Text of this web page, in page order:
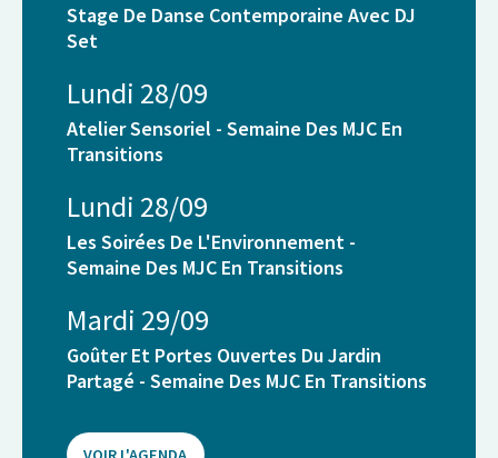
Stage De Danse Contemporaine Avec DJ
Set
Lundi 28/09
Atelier Sensoriel - Semaine Des MJC En
Transitions
Lundi 28/09
Les Soirées De L'Environnement -
Semaine Des MJC En Transitions
Mardi 29/09
Goûter Et Portes Ouvertes Du Jardin
Partagé - Semaine Des MJC En Transitions